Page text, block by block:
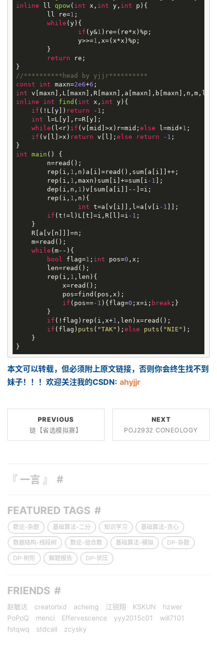
inline ll qpow( int x, int y, int p) {
	ll re=
1 ;
while (y){
if (y&1 )re=(re*x)%p;
		y>>=
1 ,x=(x*x)%p;
return re;
//**********head by yjjr**********
const
int maxn=2e6+6
int
inline
int find ( int x, int y) {
if (!L[y]) return -1 ;
int l=L[y],r=R[y];
while (l<r) if (v[mid]>x)r=mid; else l=mid+1 ;
if (v[l]>x) return v[l]; else return -1 ;
int main ()
{
	rep(i,
1 ,n)a[i]=read(),sum[a[i]]++;
	rep(i,
1 ,maxn)sum[i]+=sum[i -1 ];
	dep(i,n,
1 )v[sum[a[i]]--]=i;
	rep(i,
1 ,n){
int t=a[v[i]],l=a[v[i -1 ]];
if (t!=l)L[t]=i,R[l]=i -1 ;
    }
    R[a[v[n]]]=n;
    m=read();
while (m--){
bool
flag=1 ; int pos=0 ,x;
        len=read();
        rep(i,
1 ,len){
            x=read();
            pos=find(pos,x);
if (pos==-1 ){flag=0 ;x=i; break ;}
        }
if (!flag)rep(i,x+1 ,len)x=read();
if (flag) puts ( "TAK" ); else puts ( "NIE" );
    }
本文可以转载，但必须附上原文链接，否则你会终生找不到
妹子！！！欢迎关注我的CSDN: ahyjjr
PREVIOUS
链【省选模拟赛】
NEXT
POJ2932 CONEOLOGY
『 一言 』
FEATURED TAGS
数论-杂题 基础算法-二分 知识学习 基础算法-贪心
数据结构-线段树 数论-组合数 基础算法-模拟 DP-杂题
DP-树形 解题报告 DP-状压
FRIENDS
赵敏达 creatorlxd acheing 江锐翔 KSKUN
hzwer
PoPoQ
menci Effervescence yyy2015c01
will7101
fstqwq
stdcall zcysky